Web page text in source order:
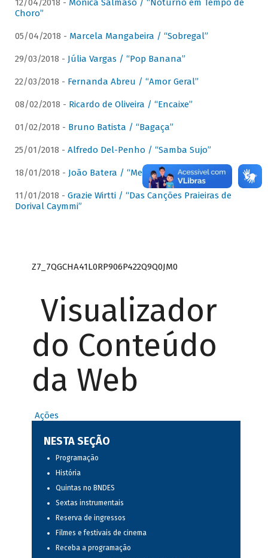
12/04/2018 - Mônica Salmaso / “Noturno em Tempo de
Choro”
05/04/2018 - Marcela Mangabeira / “Sobregal”
29/03/2018 - Júlia Vargas / “Pop Banana”
22/03/2018 - Fernanda Abreu / “Amor Geral”
08/02/2018 - Ricardo de Oliveira / “Encaixe”
01/02/2018 - Bruno Batista / “Bagaça”
25/01/2018 - Alfredo Del-Penho / “Samba Sujo”
18/01/2018 - João Batera / “Meu Pandeiro”
11/01/2018 - Grazie Wirtti / “Das Canções Praieiras de
Dorival Caymmi”
Z7_7QGCHA41L0RP906P422Q9Q0JM0
Visualizador
do Conteúdo
da Web
Ações
NESTA SEÇÃO
Programação
História
Quintas no BNDES
Sextas instrumentais
Reserva de ingressos
Filmes e festivais de cinema
Receba a programação